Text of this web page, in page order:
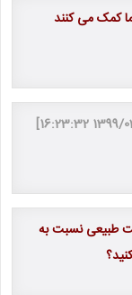
طبیعی نسبت به